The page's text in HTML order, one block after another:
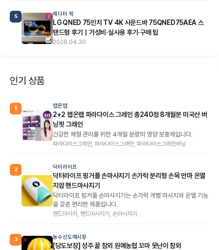
5 에디터 픽
LG QNED 75인치 TV 4K 사운드바 75QNED75AEA 스
탠드형 후기｜가성비·실사용 후기·구매 팁
2026.04.30
인기 상품
1 랩온랩
2+2 랩온랩 파라다이스 그레인 총240정 8개월분 미국산 버
닝핏 그래인
건강한 체형 관리를 위한 4개월 분량의 영양 보충제입니다.
파라다이스그레인, 파라다이스그래인, 파라다이스그레인버닝
2 닥터라이프
닥터라이프 핑거풀 손마사지기 손가락 분리형 손목 안마 온열
지압 핸드마사지기
닥터라이프 핑거풀 손마사지기는 손가락 개별 마사지와 온열 기능
을 갖춘 편리한 제품입니다.
핸드마사지, 핸드마사지기, 손마사지기
3 농수산도매시장
[당도보장] 성주 꿀 참외 원예농협 꼬마 못난이 참외